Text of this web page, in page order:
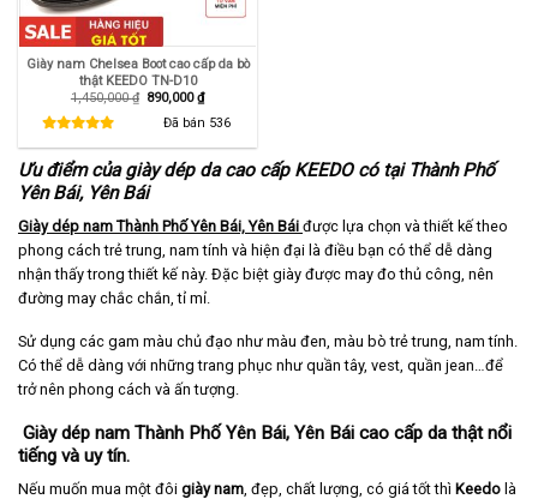
Giày nam Chelsea Boot cao cấp da bò
thật KEEDO TN-D10
1,450,000₫ Giá
1,450,000 ₫.
890,000₫Giá
hiện
tại
là:
890,000 ₫.
Đã bán 536
Ưu điểm của giày dép da cao cấp KEEDO có tại Thành Phố
Yên Bái, Yên Bái
Giày dép nam Thành Phố Yên Bái, Yên Bái được lựa chọn và thiết kế theo
phong cách trẻ trung, nam tính và hiện đại là điều bạn có thể dễ dàng
nhận thấy trong thiết kế này. Đặc biệt giày được may đo thủ công, nên
đường may chắc chắn, tỉ mỉ.
Sử dụng các gam màu chủ đạo như màu đen, màu bò trẻ trung, nam tính.
Có thể dễ dàng với những trang phục như quần tây, vest, quần jean…để
trở nên phong cách và ấn tượng.
Giày dép nam Thành Phố Yên Bái, Yên Bái cao cấp da thật nổi
tiếng và uy tín.
Nếu muốn mua một đôi giày nam , đẹp, chất lượng, có giá tốt thì Keedo là